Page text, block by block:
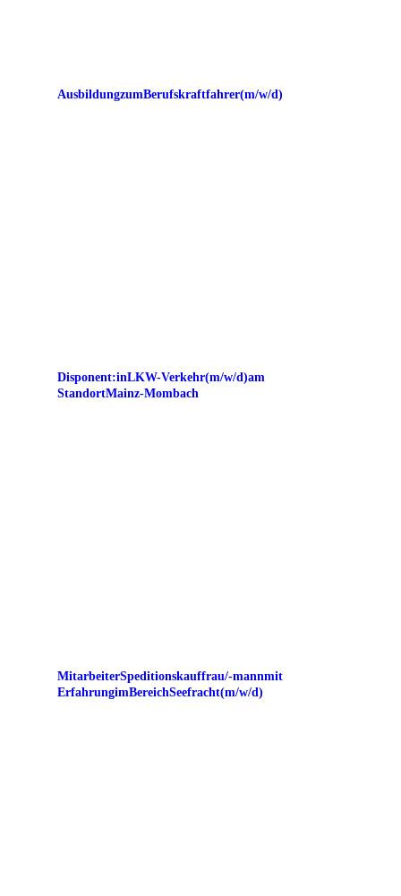
Ausbildung zum Berufskraftfahrer (m/w/d)
Disponent:in LKW-Verkehr (m/w/d) am
Standort Mainz-Mombach
Mitarbeiter Speditionskauffrau/-mann mit
Erfahrung im Bereich Seefracht (m/w/d)